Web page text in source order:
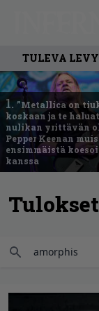
TULEVA LEVY
1. ”Metallica on
koskaan ja te
nulikan yrittävän
Pepper Keenan
ensimmäistä
kanssa